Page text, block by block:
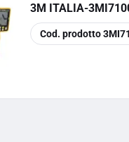
3M ITALIA-
copia
Cod. prodotto